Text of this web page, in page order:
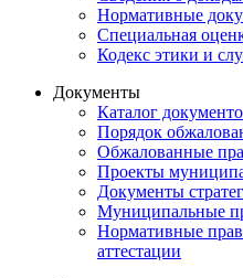
Нормативные
Специальная
Кодекс этики и
Документы
Каталог
Порядок
Обжалованные
Проекты
Документы
Муниципальные
Нормативные
аттестации